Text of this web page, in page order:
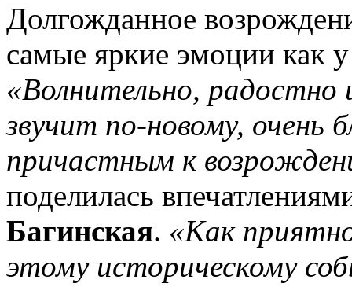
Долгожданное
самые яркие эмоции как
«Волнительно,
звучит по-новому, очень
причастным к
поделилась
Багинская. «Как
этому историческому